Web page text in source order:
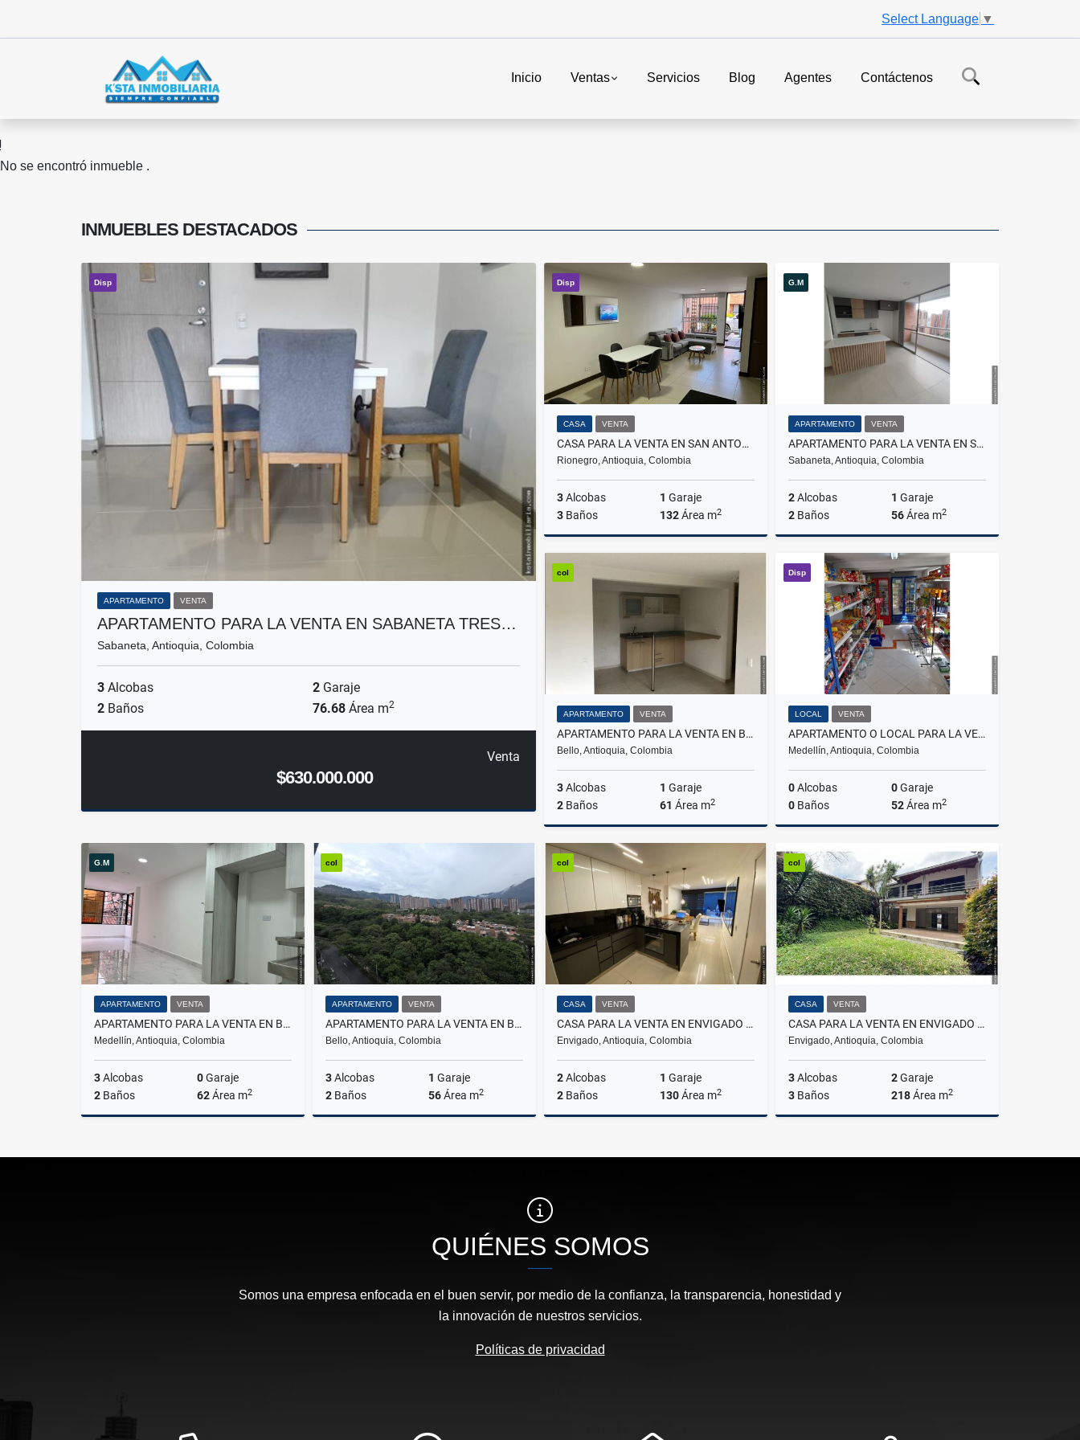
Select Language ▼
Inicio Ventas Servicios Blog Agentes Contáctenos
No se encontró inmueble .
INMUEBLES DESTACADOS
Disp
APARTAMENTO VENTA
APARTAMENTO PARA LA VENTA EN SABANETA TRES…
Sabaneta, Antioquia, Colombia
3 Alcobas 2 Garaje
2 Baños 76.68 Área m2
Venta
$630.000.000
Disp
CASA VENTA
CASA PARA LA VENTA EN SAN ANTONIO DE PEREIRA
Rionegro, Antioquia, Colombia
3Alcobas 1 Garaje
3 Baños 132Área m2
$900.000.000
G.M
APARTAMENTO VENTA
APARTAMENTO PARA LA VENTA EN SABANETA LOMA DE SAN JOSE
Sabaneta, Antioquia, Colombia
2Alcobas 1 Garaje
2 Baños 56Área m2
$510.000.000
col
APARTAMENTO VENTA
APARTAMENTO PARA LA VENTA EN BELLO AMAZONIA
Bello, Antioquia, Colombia
3Alcobas 1 Garaje
2 Baños 61 Área m2
$365.000.000
Disp
LOCAL VENTA
APARTAMENTO O LOCAL PARA LA VENTA EN RODEO ALTO
Medellín, Antioquia, Colombia
0Alcobas 0Garaje
0 Baños 52Área m2
Venta
$390.000.000
G.M
APARTAMENTO VENTA
APARTAMENTO PARA LA VENTA EN BELEN PARQUE
Medellín, Antioquia, Colombia
3Alcobas 0Garaje
2 Baños 62Área m2
$380.000.000
col
APARTAMENTO VENTA
APARTAMENTO PARA LA VENTA EN BELLO AMAZONIA
Bello, Antioquia, Colombia
3Alcobas 1 Garaje
2 Baños 56Área m2
$335.000.000
col
CASA VENTA
CASA PARA LA VENTA EN ENVIGADO CAMINO VERDE
Envigado, Antioquia, Colombia
2Alcobas 1 Garaje
2 Baños 130Área m2
$780.000.000
col
CASA VENTA
CASA PARA LA VENTA EN ENVIGADO LOMA DEL ESMERALDAL
Envigado, Antioquia, Colombia
3Alcobas 2Garaje
3 Baños 218Área m2
$1.600.000.000
QUIÉNES SOMOS
Somos una empresa enfocada en el buen servir, por medio de la confianza, la transparencia, honestidad y
la innovación de nuestros servicios.
Políticas de privacidad